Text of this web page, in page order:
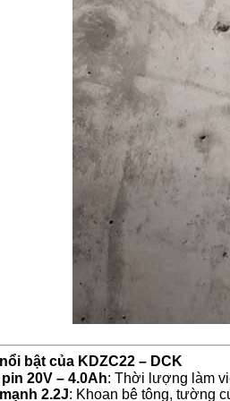
bật của KDZC22 – DCK
20V – 4.0Ah: Thời lượng làm
2.2J: Khoan bê tông, tường